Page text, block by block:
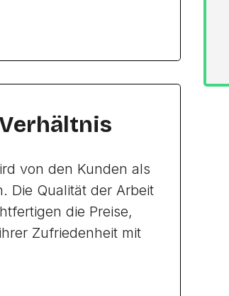
von den Kunden als
Die Qualität der Arbeit
die Preise,
Zufriedenheit mit